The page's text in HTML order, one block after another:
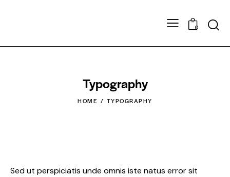
0
Typography
HOME TYPOGRAPHY
Sed ut perspiciatis unde omnis iste natus error sit